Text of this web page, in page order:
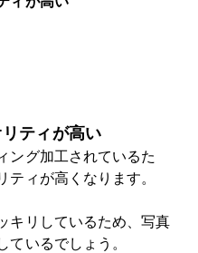
ティが高い
ング加工されているた
ティが高くなります。
キリしているため、写真
ているでしょう。